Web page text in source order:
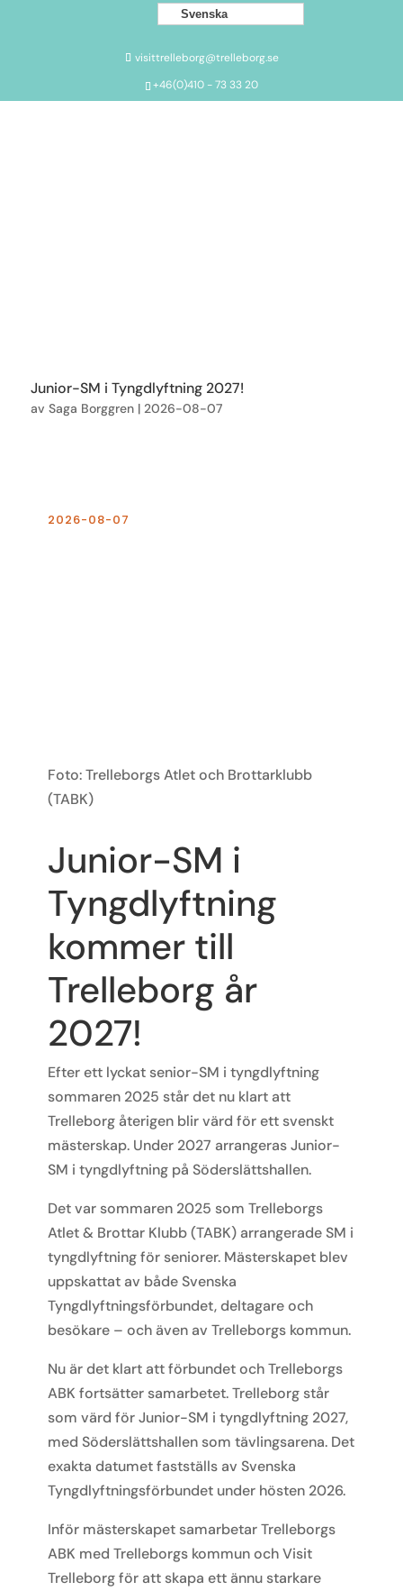
Svenska
visittrelleborg@trelleborg.se
+46(0)410 - 73 33 20
Junior-SM i Tyngdlyftning 2027!
avSaga Borggren |2026-08-07
2026-08-07
Foto: Trelleborgs Atlet och Brottarklubb
(TABK)
Junior-SM i
Tyngdlyftning
kommer till
Trelleborg år
2027!
Efter ett lyckat senior-SM i tyngdlyftning
sommaren 2025 står det nu klart att
Trelleborg återigen blir värd för ett svenskt
mästerskap. Under 2027 arrangeras Junior-
SM i tyngdlyftning på Söderslättshallen.
Det var sommaren 2025 som Trelleborgs
Atlet & Brottar Klubb (TABK) arrangerade SM i
tyngdlyftning för seniorer. Mästerskapet blev
uppskattat av både Svenska
Tyngdlyftningsförbundet, deltagare och
besökare – och även av Trelleborgs kommun.
Nu är det klart att förbundet och Trelleborgs
ABK fortsätter samarbetet. Trelleborg står
som värd för Junior-SM i tyngdlyftning 2027,
med Söderslättshallen som tävlingsarena. Det
exakta datumet fastställs av Svenska
Tyngdlyftningsförbundet under hösten 2026.
Inför mästerskapet samarbetar Trelleborgs
ABK med Trelleborgs kommun och Visit
Trelleborg för att skapa ett ännu starkare